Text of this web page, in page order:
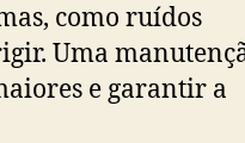
como ruídos
Uma
e garantir a